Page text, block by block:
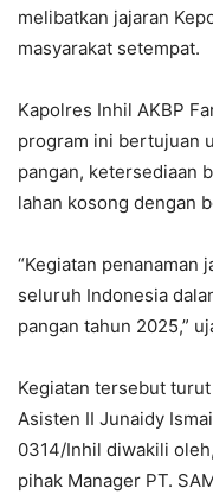
melibatkan jajaran
masyarakat setempat.
Kapolres Inhil AKBP
program ini bertujuan
pangan, ketersediaan
lahan kosong dengan
“Kegiatan penanaman
seluruh Indonesia
pangan tahun 2025,”
Kegiatan tersebut
Asisten II Junaidy
0314/Inhil diwakili
pihak Manager PT.